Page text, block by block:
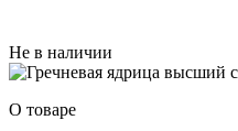
Не в наличии
О товаре